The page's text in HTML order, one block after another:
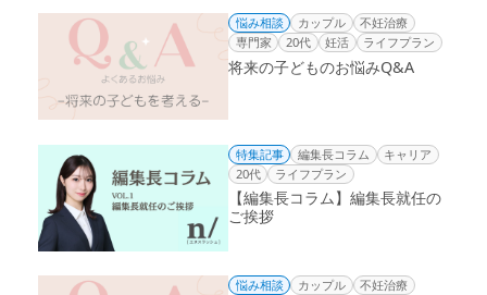
悩み相談 カップル
不妊治療
専門家
20代 妊活 ライフプラン
将来の子どものお悩みQ&A
特集記事 編集長コラム
キャリア
20代
ライフプラン
【編集長コラム】編集長就任の
ご挨拶
悩み相談 カップル
不妊治療